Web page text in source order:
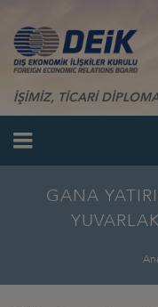
İŞİMİZ, TİCARİ
GANA